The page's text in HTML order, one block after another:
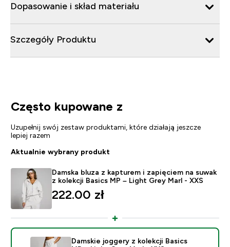
Dopasowanie i skład materiału
Szczegóły Produktu
Często kupowane z
Uzupełnij swój zestaw produktami, które działają jeszcze
lepiej razem
Aktualnie wybrany produkt
Damska bluza z kapturem i zapięciem na suwak
z kolekcji Basics MP – Light Grey Marl - XXS
222.00 zł‎
Damskie joggery z kolekcji Basics